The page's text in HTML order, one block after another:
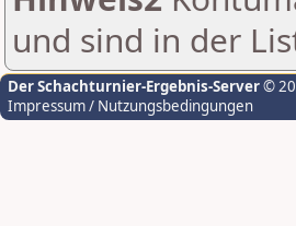
und sind in der
Der Schachturnier-Ergebnis-Server©
Impressum / Nutzungsbedingungen